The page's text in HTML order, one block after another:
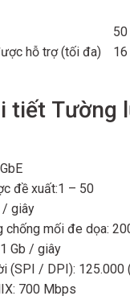
50
hỗ trợ (tối đa)
16
tiết Tường
đề xuất:1 – 50
/ giây
chống mối đe dọa:
Gb / giây
(SPI / DPI): 125.000
700 Mbps